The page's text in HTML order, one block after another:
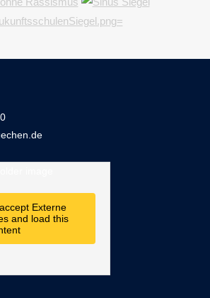
Externe
and load this